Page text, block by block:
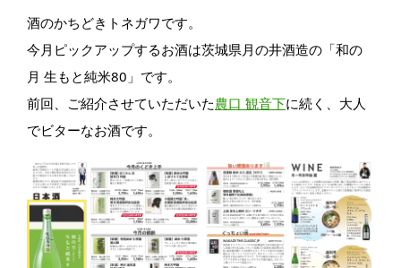
酒のかちどきトネガワです。
今月ピックアップするお酒は茨城県月の井酒造の「和の
月 生もと純米80」です。
前回、ご紹介させていただいた農口 観音下に続く、大人
でビターなお酒です。